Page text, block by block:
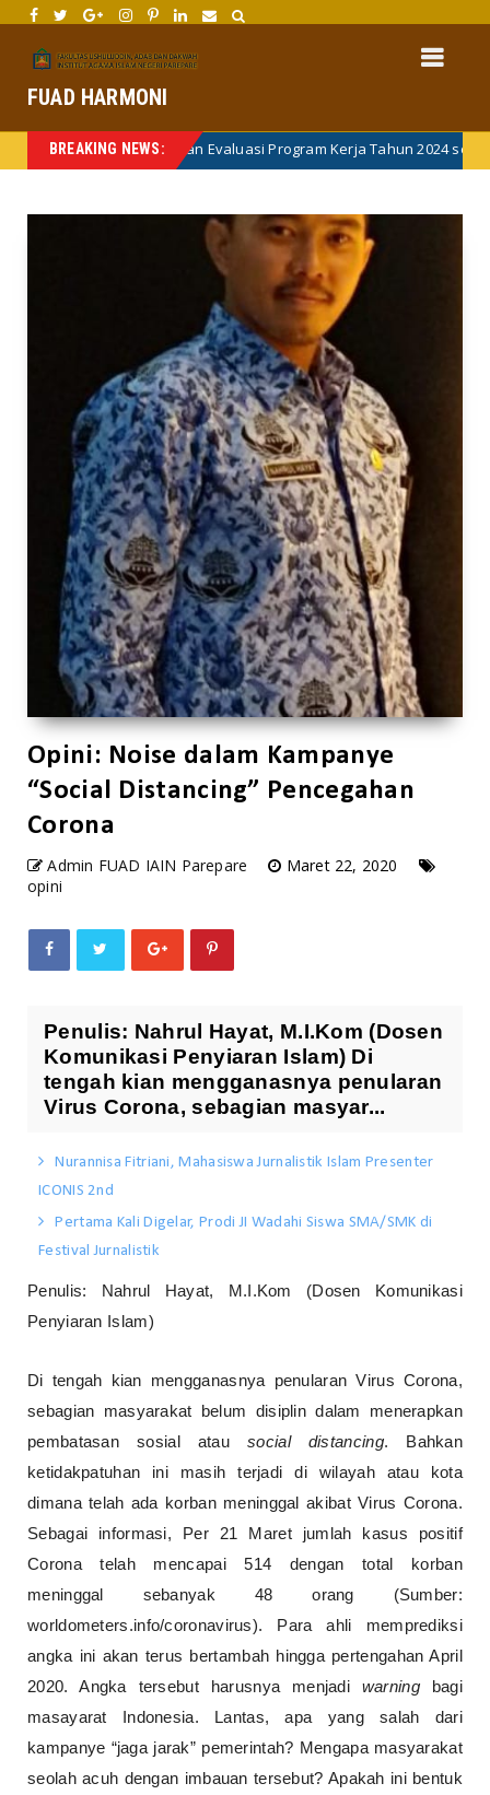
FUAD HARMONI
BREAKING NEWS:
Monitoring dan Evaluasi Program Kerja Tahun 2024 serta
Opini: Noise dalam Kampanye
“Social Distancing” Pencegahan
Corona
Admin FUAD IAIN Parepare
Maret 22, 2020
opini
Penulis: Nahrul Hayat, M.I.Kom (Dosen
Komunikasi Penyiaran Islam) Di
tengah kian mengganasnya penularan
Virus Corona, sebagian masyar...
Nurannisa Fitriani, Mahasiswa Jurnalistik Islam Presenter
ICONIS 2nd
Pertama Kali Digelar, Prodi JI Wadahi Siswa SMA/SMK di
Festival Jurnalistik
Penulis: Nahrul Hayat, M.I.Kom (Dosen Komunikasi
Penyiaran Islam)
Di tengah kian mengganasnya penularan Virus Corona,
sebagian masyarakat belum disiplin dalam menerapkan
pembatasan sosial atausocial distancing. Bahkan
ketidakpatuhan ini masih terjadi di wilayah atau kota
dimana telah ada korban meninggal akibat Virus Corona.
Sebagai informasi, Per 21 Maret jumlah kasus positif
Corona telah mencapai 514 dengan total korban
meninggal sebanyak 48 orang (Sumber:
worldometers.info/coronavirus). Para ahli memprediksi
angka ini akan terus bertambah hingga pertengahan April
2020. Angka tersebut harusnya menjadi warning bagi
masayarat Indonesia. Lantas, apa yang salah dari
kampanye “jaga jarak” pemerintah? Mengapa masyarakat
seolah acuh dengan imbauan tersebut? Apakah ini bentuk